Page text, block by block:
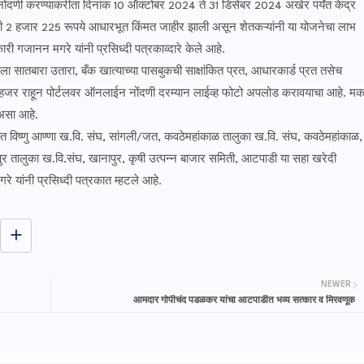
करण्याकरीता दिनांक 10 ऑक्टोबर 2024 ते 31 डिसेंबर 2024 अखेर पर्यंत केंद्र
2 हजार 225 रूपये आधारभूत किंमत जाहीर झाली असून शेतकऱ्यांनी या योजनेचा लाभ
गजानन मगरे यांनी प्रसिध्दी पत्रकाव्दारे केले आहे.
उतारा, बँक खात्याच्या पासबुकची साक्षांकित प्रत, आधारकार्ड प्रत तसेच
राहून पोर्टलवर ऑनलाईन नोंदणी दरम्यान लाईव्ह फोटो अपलोड करावयाचा आहे.
आहे.
विष्णु आण्णा ख.वि. संघ, सांगली/जत, कवठेमहांकाळ तालुका ख.वि. संघ, कवठेमहांकाळ,
ख.वि.संघ, खानापुर, कृषी उत्पन्न बाजार समिती, आटपाडी या सहा खरेदी
यांनी प्रसिध्दी पत्रकात म्हटले आहे.
NEWER
आमदार गोपीचंद पडळकर यांचा आटपाडीत भव्य सत्कार व मिरवणूक